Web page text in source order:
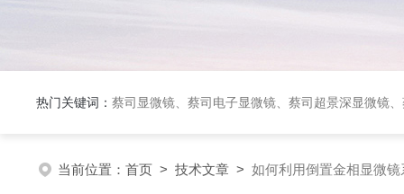
热门关键词： 蔡司显微镜、蔡司电子显微镜、蔡司超景深显微镜
当前位置： 首页 > 技术文章 > 如何利用倒置金相显微